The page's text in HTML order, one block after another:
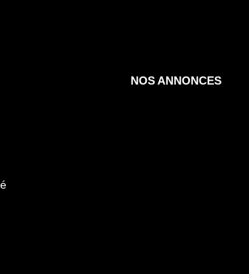
NOS ANNONCES